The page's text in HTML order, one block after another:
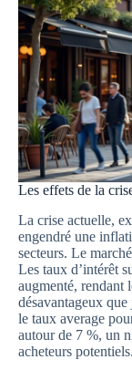
Les effets de la
La crise actuelle,
engendré une
secteurs. Le
Les taux d’intérêt
augmenté, rendant
désavantageux
le taux average
autour de 7 %, un
acheteurs potentiels.